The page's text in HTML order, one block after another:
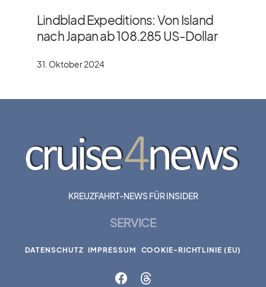
Lindblad Expeditions: Von Island
nach Japan ab 108.285 US-Dollar
31. Oktober 2024
KREUZFAHRT-NEWS FÜR INSIDER
SERVICE
DATENSCHUTZ IMPRESSUM COOKIE-RICHTLINIE (EU)